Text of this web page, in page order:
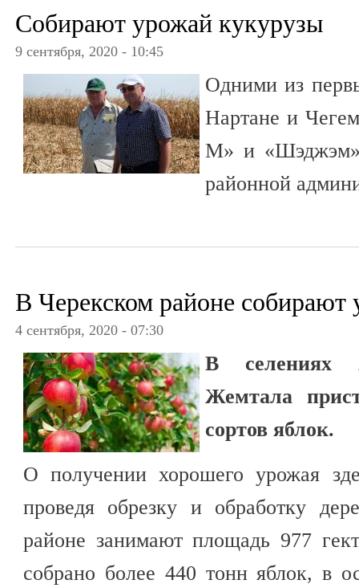
Собирают урожай кукурузы
9 сентября, 2020 - 10:45
Одними из
Нартане и
М» и
районной
В Черекском районе собирают
4 сентября, 2020 - 07:30
В селениях
Жемтала
сортов яблок.
О получении хорошего урожая
проведя обрезку и обработку
районе занимают площадь 977
собрано более 440 тонн яблок, в